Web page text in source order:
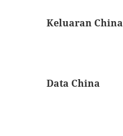
Keluaran China
Data China